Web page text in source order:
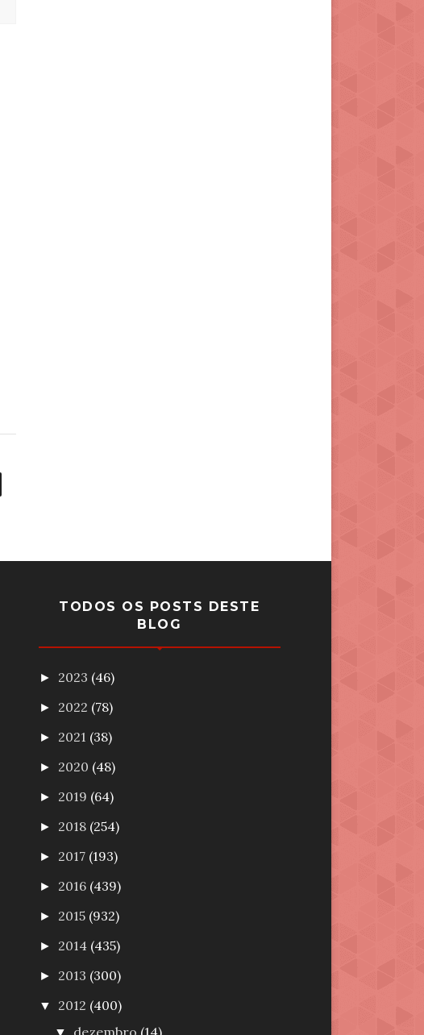
TODOS OS POSTS DESTE
BLOG
► 2023 (46)
► 2022 (78)
► 2021 (38)
► 2020 (48)
► 2019 (64)
► 2018 (254)
► 2017 (193)
► 2016 (439)
► 2015 (932)
► 2014 (435)
► 2013 (300)
▼ 2012 (400)
▼ dezembro (14)